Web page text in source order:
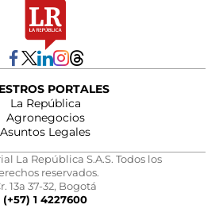
PORTALES
La República
Agronegocios
Asuntos Legales
La República S.A.S. Todos los
reservados.
13a 37-32, Bogotá
(+57) 1 4227600